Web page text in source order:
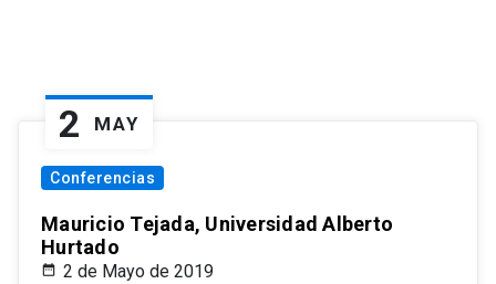
2 MAY
Conferencias
Mauricio Tejada, Universidad Alberto
Hurtado
2 de Mayo de 2019